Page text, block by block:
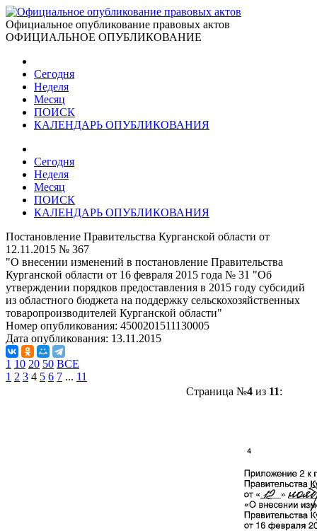
Официальное опубликование правовых актов
ОФИЦИАЛЬНОЕ ОПУБЛИКОВАНИЕ
Сегодня
Неделя
Месяц
ПОИСК
КАЛЕНДАРЬ ОПУБЛИКОВАНИЯ
Сегодня
Неделя
Месяц
ПОИСК
КАЛЕНДАРЬ ОПУБЛИКОВАНИЯ
Постановление Правительства Курганской области от
12.11.2015 № 367
"О внесении изменений в постановление Правительства
Курганской области от 16 февраля 2015 года № 31 "Об
утверждении порядков предоставления в 2015 году субсидий
из областного бюджета на поддержку сельскохозяйственных
товаропроизводителей Курганской области"
Номер опубликования: 4500201511130005
Дата опубликования: 13.11.2015
1 10 20 50 ВСЕ
1 2 3 4 5 6 7 ... 11
Страница №4 из 11: